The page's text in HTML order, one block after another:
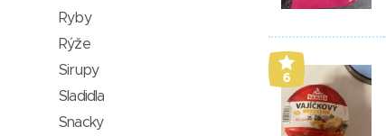
6
Ryby
Rýže
Sirupy
Sladidla
Snacky